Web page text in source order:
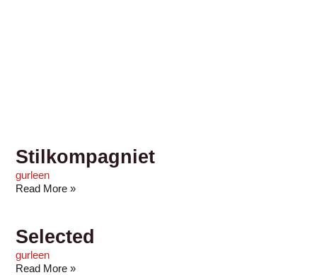
Stilkompagniet
gurleen
Read More »
Selected
gurleen
Read More »